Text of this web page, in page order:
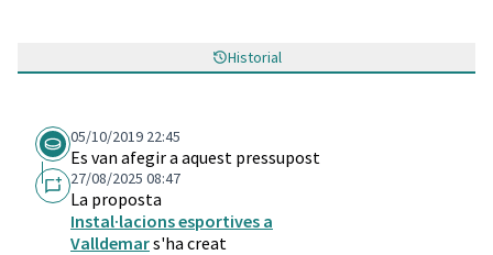
Historial
05/10/2019 22:45
Es van afegir a aquest pressupost
27/08/2025 08:47
La proposta
Instal·lacions esportives a
Valldemars'ha creat